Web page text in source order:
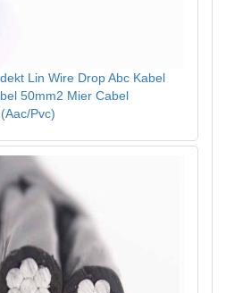
Lin Wire Drop Abc Kabel
50mm2 Mier Cabel
Pvc)